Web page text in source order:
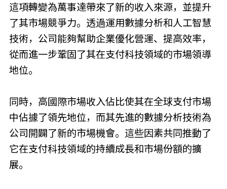
這項轉變為萬事達帶來了新的收入來源，並提升
了其市場競爭力。透過運用數據分析和人工智慧
技術，公司能夠幫助企業優化營運、提高效率，
從而進一步鞏固了其在支付科技領域的市場領導
地位。
同時，高國際市場收入佔比使其在全球支付市場
中佔據了領先地位，而其先進的數據分析技術為
公司開闢了新的市場機會。這些因素共同推動了
它在支付科技領域的持續成長和市場份額的擴
展。